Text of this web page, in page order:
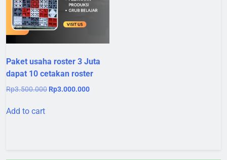
Paket usaha roster 3 Juta
dapat 10 cetakan roster
Rp3.500.000 Original
Rp3.000.000Current
Add to cart